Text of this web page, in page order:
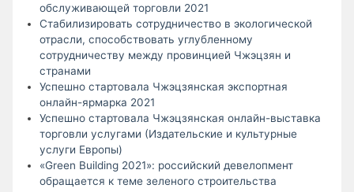
обслуживающей торговли 2021
Стабилизировать сотрудничество в экологической
отрасли, способствовать углубленному
сотрудничеству между провинцией Чжэцзян и
странами
Успешно стартовала Чжэцзянская экспортная
онлайн-ярмарка 2021
Успешно стартовала Чжэцзянская онлайн-выставка
торговли услугами (Издательские и культурные
услуги Европы)
«Green Building 2021»: российский девелопмент
обращается к теме зеленого строительства